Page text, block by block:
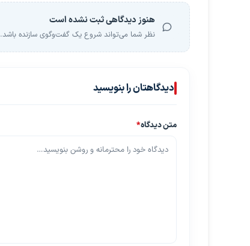
هنوز دیدگاهی ثبت نشده است
نظر شما می‌تواند شروع یک گفت‌وگوی سازنده باشد.
دیدگاهتان را بنویسید
متن دیدگاه*